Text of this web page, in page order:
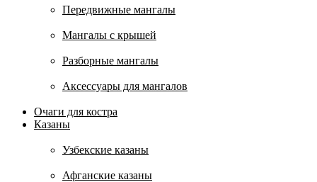
Передвижные мангалы
Мангалы с крышей
Разборные мангалы
Аксессуары для мангалов
Очаги для костра
Казаны
Узбекские казаны
Афганские казаны